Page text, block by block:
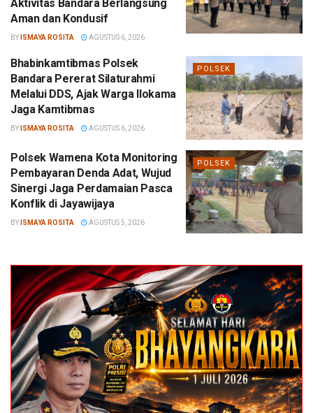
Aktivitas Bandara Berlangsung
Aman dan Kondusif
BY ISMAYA ROSITA AGUSTUS 6, 2026
POLSEK
Bhabinkamtibmas Polsek
Bandara Pererat Silaturahmi
Melalui DDS, Ajak Warga Ilokama
Jaga Kamtibmas
BY ISMAYA ROSITA AGUSTUS 6, 2026
POLSEK
Polsek Wamena Kota Monitoring
Pembayaran Denda Adat, Wujud
Sinergi Jaga Perdamaian Pasca
Konflik di Jayawijaya
BY ISMAYA ROSITA AGUSTUS 5, 2026